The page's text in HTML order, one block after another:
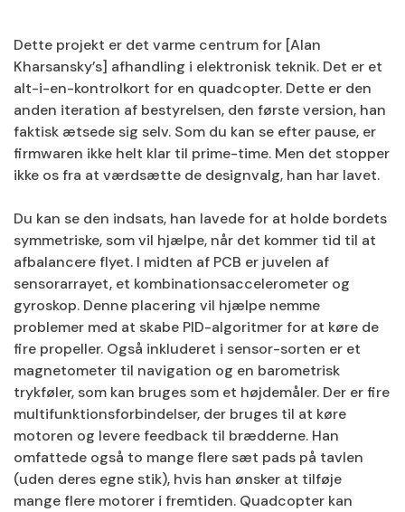
Dette projekt er det varme centrum for [Alan
Kharsansky’s] afhandling i elektronisk teknik. Det er et
alt-i-en-kontrolkort for en quadcopter. Dette er den
anden iteration af bestyrelsen, den første version, han
faktisk ætsede sig selv. Som du kan se efter pause, er
firmwaren ikke helt klar til prime-time. Men det stopper
ikke os fra at værdsætte de designvalg, han har lavet.
Du kan se den indsats, han lavede for at holde bordets
symmetriske, som vil hjælpe, når det kommer tid til at
afbalancere flyet. I midten af ​​PCB er juvelen af ​​
sensorarrayet, et kombinationsaccelerometer og
gyroskop. Denne placering vil hjælpe nemme
problemer med at skabe PID-algoritmer for at køre de
fire propeller. Også inkluderet i sensor-sorten er et
magnetometer til navigation og en barometrisk
trykføler, som kan bruges som et højdemåler. Der er fire
multifunktionsforbindelser, der bruges til at køre
motoren og levere feedback til brædderne. Han
omfattede også to mange flere sæt pads på tavlen
(uden deres egne stik), hvis han ønsker at tilføje
mange flere motorer i fremtiden. Quadcopter kan